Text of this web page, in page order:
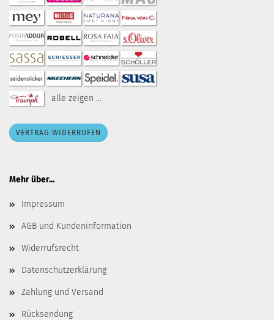
alle zeigen ...
VERTRAG WIDERRUFEN
Mehr über...
Impressum
AGB und Kundeninformation
Widerrufsrecht
Datenschutzerklärung
Zahlung und Versand
Rücksendung